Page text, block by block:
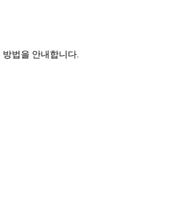
법을 안내합니다.